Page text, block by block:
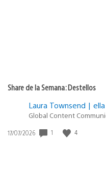
Share de la Semana: Destellos
Laura Townsend | ella
Global Content
Fecha
17/07/2026 1 4